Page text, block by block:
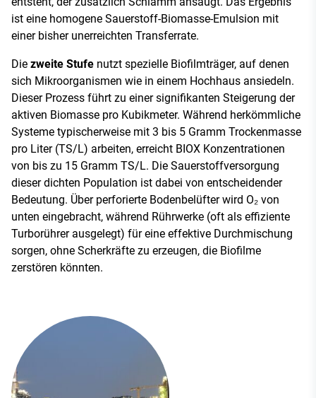
ist eine homogene Sauerstoff-Biomasse-Emulsion mit
einer bisher unerreichten Transferrate.
Die zweite Stufe nutzt spezielle Biofilmträger, auf denen
sich Mikroorganismen wie in einem Hochhaus ansiedeln.
Dieser Prozess führt zu einer signifikanten Steigerung der
aktiven Biomasse pro Kubikmeter. Während herkömmliche
Systeme typischerweise mit 3 bis 5 Gramm Trockenmasse
pro Liter (TS/L) arbeiten, erreicht BIOX Konzentrationen
von bis zu 15 Gramm TS/L. Die Sauerstoffversorgung
dieser dichten Population ist dabei von entscheidender
Bedeutung. Über perforierte Bodenbelüfter wird O₂ von
unten eingebracht, während Rührwerke (oft als effiziente
Turborührer ausgelegt) für eine effektive Durchmischung
sorgen, ohne Scherkräfte zu erzeugen, die Biofilme
zerstören könnten.